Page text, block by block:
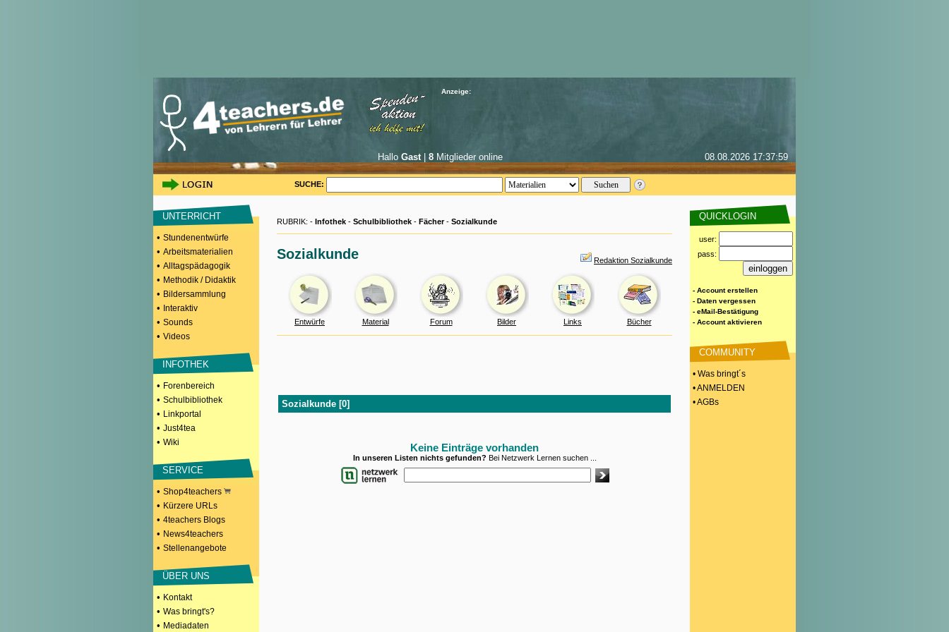
Anzeige:
Hallo Gast| 8Mitglieder online 08.08.2026 17:37:59
SUCHE:
UNTERRICHT
• Stundenentwürfe
• Arbeitsmaterialien
• Alltagspädagogik
• Methodik / Didaktik
• Bildersammlung
• Interaktiv
• Sounds
• Videos
INFOTHEK
• Forenbereich
• Schulbibliothek
• Linkportal
• Just4tea
• Wiki
SERVICE
• Shop4teachers
• Kürzere URLs
• 4teachers Blogs
• News4teachers
• Stellenangebote
ÜBER UNS
• Kontakt
• Was bringt's?
• Mediadaten
RUBRIK: - Infothek - Schulbibliothek - Fächer- Sozialkunde
Sozialkunde Redaktion Sozialkunde
Entwürfe Material Forum Bilder Links Bücher
Sozialkunde [0]
Keine Einträge vorhanden
In unseren Listen nichts gefunden? Bei Netzwerk Lernen suchen ...
QUICKLOGIN
user:
pass:
- Account erstellen
- Daten vergessen
- eMail-Bestätigung
- Account aktivieren
COMMUNITY
• Was bringt´s
• ANMELDEN
• AGBs